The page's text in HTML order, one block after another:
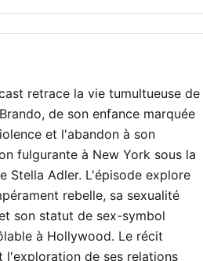
un nouveau jour, loin
retrace la vie tumultueuse de
de son enfance marquée
et l'abandon à son
fulgurante à New York sous la
Stella Adler. L'épisode explore
rebelle, sa sexualité
son statut de sex-symbol
à Hollywood. Le récit
l'exploration de ses relations